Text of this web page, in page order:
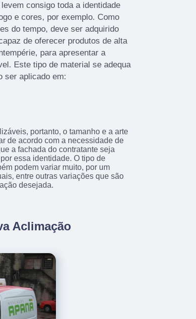
consigo toda a identidade
e cores, por exemplo. Como
do tempo, deve ser adquirido
de oferecer produtos de alta
para apresentar a
Este tipo de material se adequa
ser aplicado em:
portanto, o tamanho e a arte
de acordo com a necessidade de
a fachada do contratante seja
essa identidade. O tipo de
podem variar muito, por um
entre outras variações que são
desejada.
Aclimação